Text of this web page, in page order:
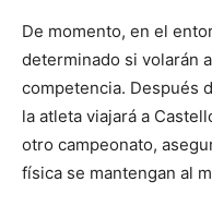
De momento, en el
determinado si volarán
competencia. Después
la atleta viajará a
otro campeonato,
física se mantengan al